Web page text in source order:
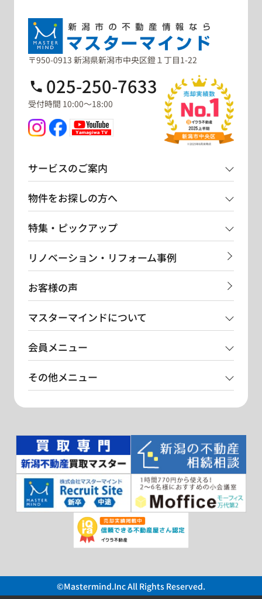
〒950-0913 新潟県新潟市中央区鐙１丁目1-22
025-250-7633
受付時間 10:00～18:00
サービスのご案内
物件をお探しの方へ
特集・ピックアップ
リノベーション・リフォーム事例
お客様の声
マスターマインドについて
会員メニュー
その他メニュー
©Mastermind.Inc All Rights Reserved.